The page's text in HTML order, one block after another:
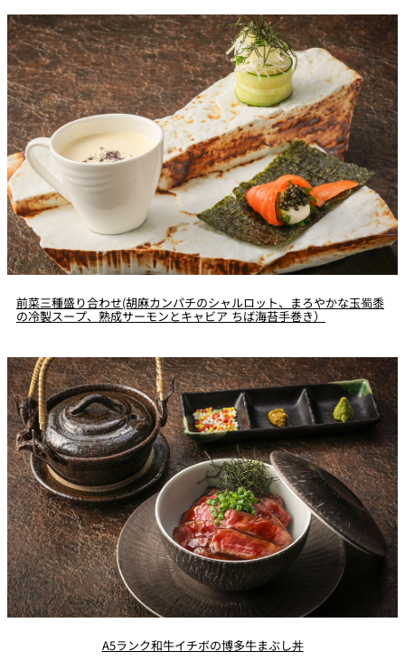
前菜三種盛り合わせ(胡麻カンパチのシャルロット、まろやかな玉蜀黍
の冷製スープ、熟成サーモンとキャビア ちば海苔手巻き）
A5ランク和牛イチボの博多牛まぶし丼